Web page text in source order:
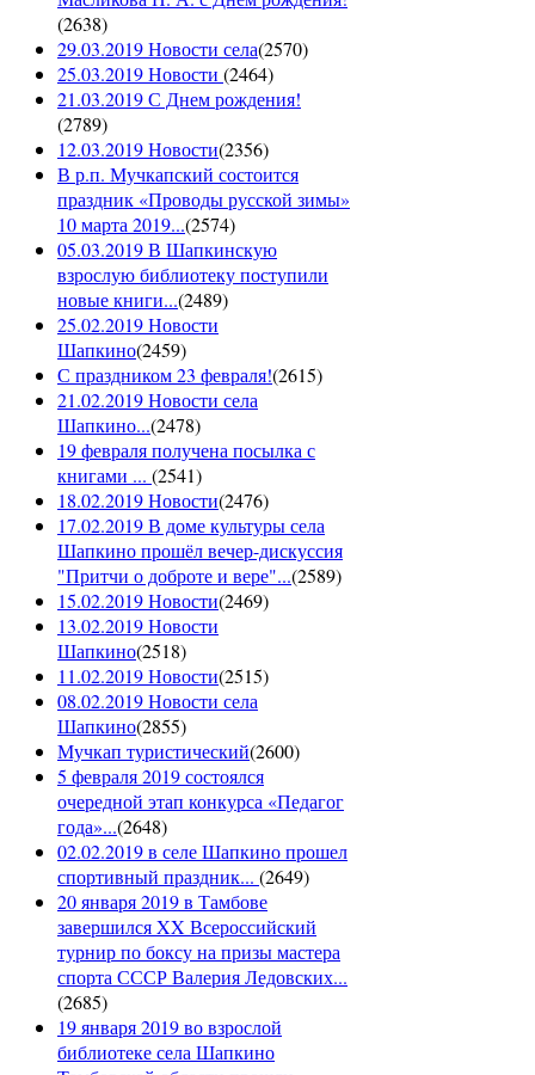
(2638)
29.03.2019 Новости села(2570)
25.03.2019 Новости (2464)
21.03.2019 С Днем рождения!
(2789)
12.03.2019 Новости(2356)
В р.п. Мучкапский состоится
праздник «Проводы русской зимы»
10 марта 2019...(2574)
05.03.2019 В Шапкинскую
взрослую библиотеку поступили
новые книги...(2489)
25.02.2019 Новости
Шапкино(2459)
С праздником 23 февраля!(2615)
21.02.2019 Новости села
Шапкино...(2478)
19 февраля получена посылка с
книгами ... (2541)
18.02.2019 Новости(2476)
17.02.2019 В доме культуры села
Шапкино прошёл вечер-дискуссия
"Притчи о доброте и вере"...(2589)
15.02.2019 Новости(2469)
13.02.2019 Новости
Шапкино(2518)
11.02.2019 Новости(2515)
08.02.2019 Новости села
Шапкино(2855)
Мучкап туристический(2600)
5 февраля 2019 состоялся
очередной этап конкурса «Педагог
года»...(2648)
02.02.2019 в селе Шапкино прошел
спортивный праздник... (2649)
20 января 2019 в Тамбове
завершился XX Всероссийский
турнир по боксу на призы мастера
спорта СССР Валерия Ледовских...
(2685)
19 января 2019 во взрослой
библиотеке села Шапкино